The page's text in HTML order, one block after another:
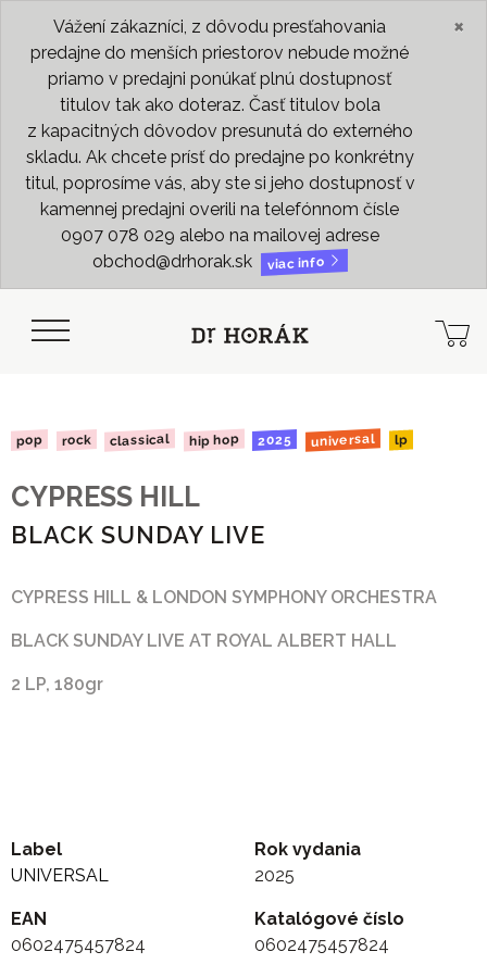
Vážení zákazníci, z dôvodu presťahovania
predajne do menších priestorov nebude možné
priamo v predajni ponúkať plnú dostupnosť
titulov tak ako doteraz. Časť titulov bola
z kapacitných dôvodov presunutá do externého
skladu. Ak chcete prísť do predajne po konkrétny
titul, poprosíme vás, aby ste si jeho dostupnosť v
kamennej predajni overili na telefónnom čísle
0907 078 029 alebo na mailovej adrese
obchod@drhorak.sk
viac info
×
pop rock classical hip hop 2025 universal lp
CYPRESS HILL
BLACK SUNDAY LIVE
CYPRESS HILL & LONDON SYMPHONY ORCHESTRA
BLACK SUNDAY LIVE AT ROYAL ALBERT HALL
2 LP, 180gr
Label
UNIVERSAL
Rok vydania
2025
EAN
0602475457824
Katalógové číslo
0602475457824